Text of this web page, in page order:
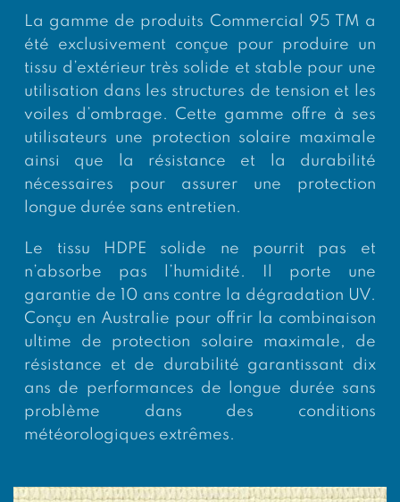
La gamme de produits Commercial 95 TM a
été exclusivement conçue pour produire un
tissu d’extérieur très solide et stable pour une
utilisation dans les structures de tension et les
voiles d’ombrage. Cette gamme offre à ses
utilisateurs une protection solaire maximale
ainsi que la résistance et la durabilité
nécessaires pour assurer une protection
longue durée sans entretien.
Le tissu HDPE solide ne pourrit pas et
n’absorbe pas l’humidité. Il porte une
garantie de 10 ans contre la dégradation UV.
Conçu en Australie pour offrir la combinaison
ultime de protection solaire maximale, de
résistance et de durabilité garantissant dix
ans de performances de longue durée sans
problème dans des conditions
météorologiques extrêmes.